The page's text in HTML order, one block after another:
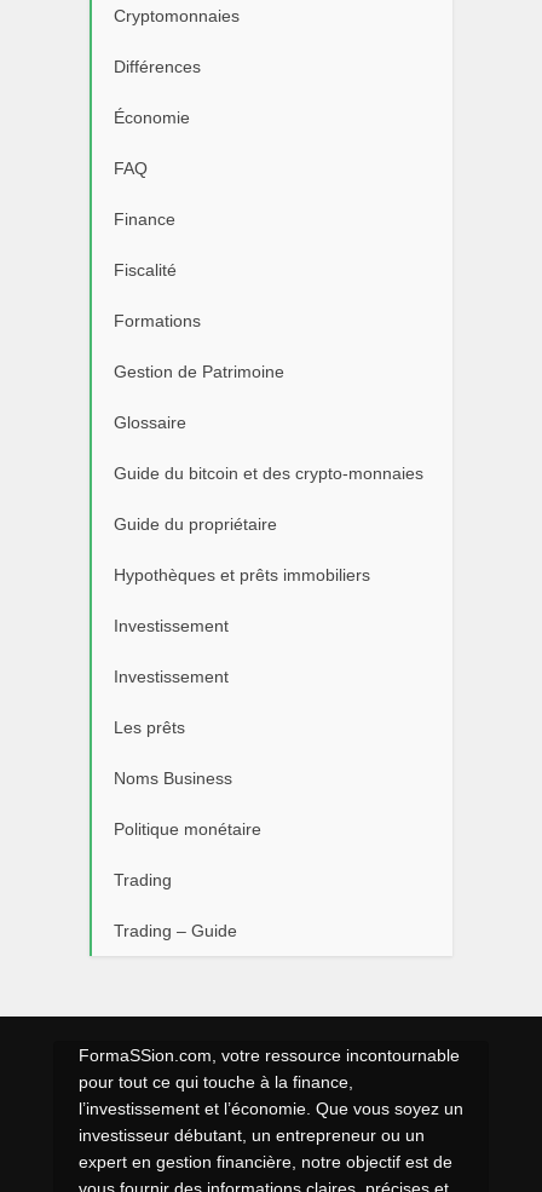
Cryptomonnaies
Différences
Économie
FAQ
Finance
Fiscalité
Formations
Gestion de Patrimoine
Glossaire
Guide du bitcoin et des crypto-monnaies
Guide du propriétaire
Hypothèques et prêts immobiliers
Investissement
Investissement
Les prêts
Noms Business
Politique monétaire
Trading
Trading – Guide
FormaSSion.com, votre ressource incontournable
pour tout ce qui touche à la finance,
l’investissement et l’économie. Que vous soyez un
investisseur débutant, un entrepreneur ou un
expert en gestion financière, notre objectif est de